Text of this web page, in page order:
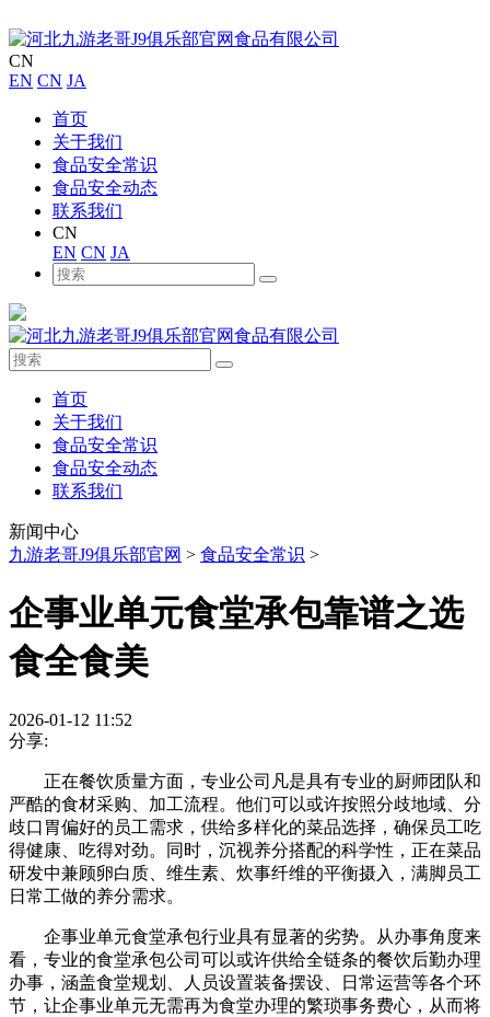
CN
EN CN JA
首页
关于我们
食品安全常识
食品安全动态
联系我们
CN
EN CN JA
首页
关于我们
食品安全常识
食品安全动态
联系我们
新闻中心
九游老哥J9俱乐部官网 > 食品安全常识 >
企事业单元食堂承包靠谱之选
食全食美
2026-01-12 11:52
分享:
正在餐饮质量方面，专业公司凡是具有专业的厨师团队和
严酷的食材采购、加工流程。他们可以或许按照分歧地域、分
歧口胃偏好的员工需求，供给多样化的菜品选择，确保员工吃
得健康、吃得对劲。同时，沉视养分搭配的科学性，正在菜品
研发中兼顾卵白质、维生素、炊事纤维的平衡摄入，满脚员工
日常工做的养分需求。
企事业单元食堂承包行业具有显著的劣势。从办事角度来
看，专业的食堂承包公司可以或许供给全链条的餐饮后勤办理
办事，涵盖食堂规划、人员设置装备摆设、日常运营等各个环
节，让企事业单元无需再为食堂办理的繁琐事务费心，从而将